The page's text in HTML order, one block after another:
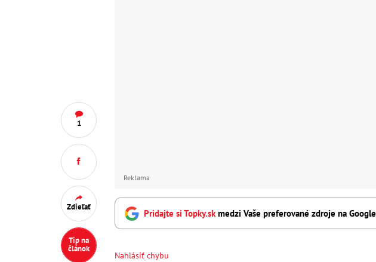
1
Zdieľať
Tip na
článok
Reklama
Pridajte si Topky.skmedzi Vaše preferované zdroje na Google
Nahlásiť chybu